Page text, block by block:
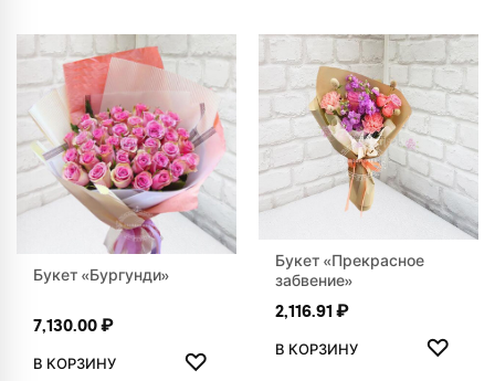
Букет «Бургунди»
7,130.00₽
В КОРЗИНУ ♡
ДОБАВИТЬ В ИЗБРАННОЕ
Букет «Прекрасное
забвение»
2,116.91₽
В КОРЗИНУ ♡